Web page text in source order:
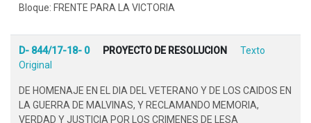
Bloque: FRENTE PARA LA VICTORIA
D- 844/17-18- 0 PROYECTO DE RESOLUCION
Texto
Original
DE HOMENAJE EN EL DIA DEL VETERANO Y DE LOS CAIDOS EN
LA GUERRA DE MALVINAS, Y RECLAMANDO MEMORIA,
VERDAD Y JUSTICIA POR LOS CRIMENES DE LESA